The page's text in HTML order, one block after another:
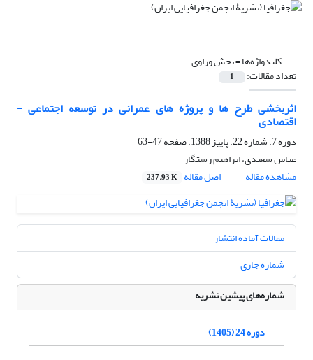
کلیدواژه‌ها =بخش وراوی
تعداد مقالات: 1
اثربخشی طرح ها و پروژه های عمرانی در توسعه اجتماعی -
اقتصادی
دوره 7، شماره 22، پاییز 1388، صفحه
47-63
عباس سعیدی، ابراهیم رستگار
مشاهده مقاله
اصل مقاله 237.93 K
مقالات آماده انتشار
شماره جاری
شماره‌های پیشین نشریه
دوره 24 (1405)